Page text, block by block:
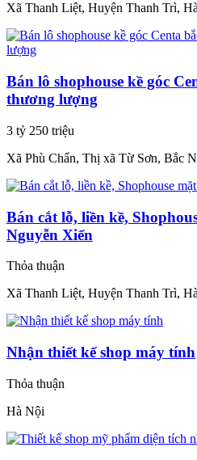
Xã Thanh Liệt, Huyện Thanh Trì,
Bán lô shophouse kề góc
thương lượng
3 tỷ 250 triệu
Xã Phù Chẩn, Thị xã Từ Sơn, Bắc
Bán cắt lỗ, liền kề,
Nguyễn Xiển
Thỏa thuận
Xã Thanh Liệt, Huyện Thanh Trì,
Nhận thiết kế shop máy tính
Thỏa thuận
Hà Nội